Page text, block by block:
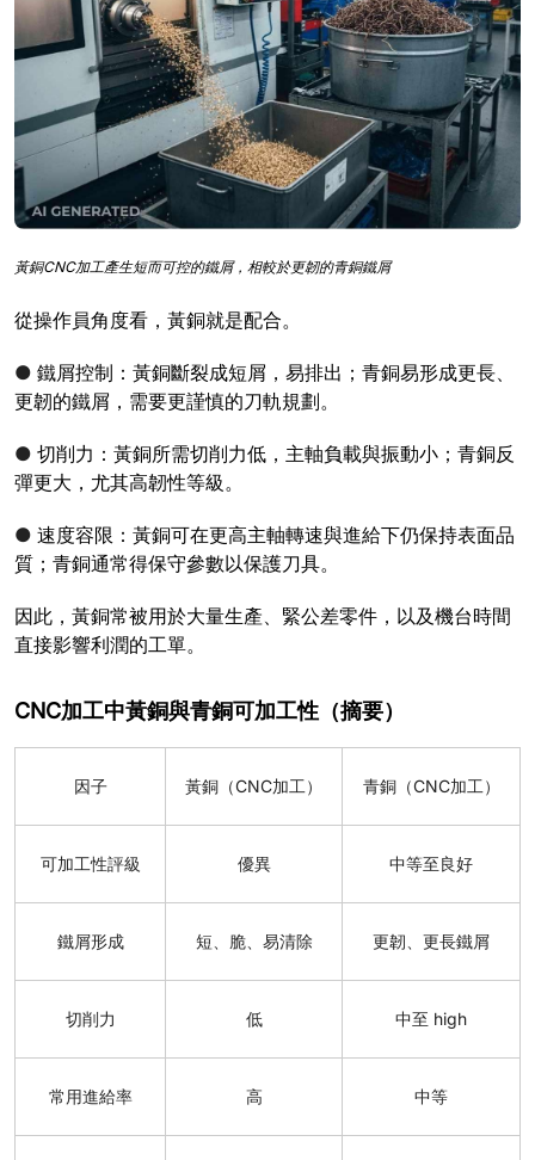
黃銅CNC加工產生短而可控的鐵屑，相較於更韌的青銅鐵屑
從操作員角度看，黃銅就是配合。
● 鐵屑控制：黃銅斷裂成短屑，易排出；青銅易形成更長、
更韌的鐵屑，需要更謹慎的刀軌規劃。
● 切削力：黃銅所需切削力低，主軸負載與振動小；青銅反
彈更大，尤其高韌性等級。
● 速度容限：黃銅可在更高主軸轉速與進給下仍保持表面品
質；青銅通常得保守參數以保護刀具。
因此，黃銅常被用於大量生產、緊公差零件，以及機台時間
直接影響利潤的工單。
CNC加工中黃銅與青銅可加工性（摘要）
因子 黃銅（CNC加工） 青銅（CNC加工）
可加工性評級 優異 中等至良好
鐵屑形成 短、脆、易清除 更韌、更長鐵屑
切削力 低 中至 high
常用進給率 高 中等